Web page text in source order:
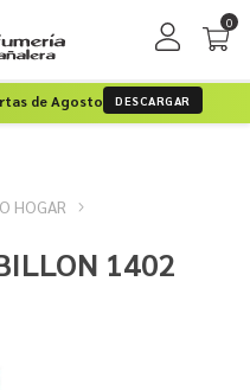
0
de Agosto DESCARGAR
HOGAR
1402